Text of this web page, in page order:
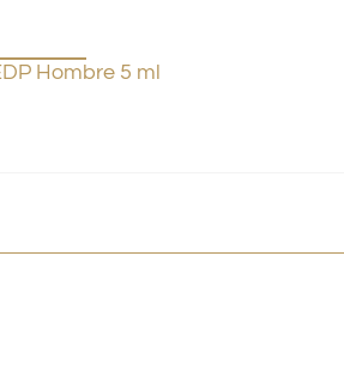
Hombre 5 ml